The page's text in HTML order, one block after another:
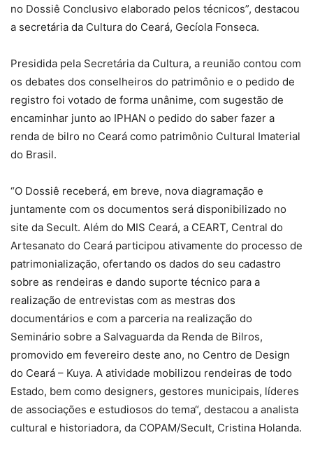
no Dossiê Conclusivo elaborado pelos técnicos”, destacou
a secretária da Cultura do Ceará, Gecíola Fonseca.
Presidida pela Secretária da Cultura, a reunião contou com
os debates dos conselheiros do patrimônio e o pedido de
registro foi votado de forma unânime, com sugestão de
encaminhar junto ao IPHAN o pedido do saber fazer a
renda de bilro no Ceará como patrimônio Cultural Imaterial
do Brasil.
“O Dossiê receberá, em breve, nova diagramação e
juntamente com os documentos será disponibilizado no
site da Secult. Além do MIS Ceará, a CEART, Central do
Artesanato do Ceará participou ativamente do processo de
patrimonialização, ofertando os dados do seu cadastro
sobre as rendeiras e dando suporte técnico para a
realização de entrevistas com as mestras dos
documentários e com a parceria na realização do
Seminário sobre a Salvaguarda da Renda de Bilros,
promovido em fevereiro deste ano, no Centro de Design
do Ceará – Kuya. A atividade mobilizou rendeiras de todo
Estado, bem como designers, gestores municipais, líderes
de associações e estudiosos do tema“, destacou a analista
cultural e historiadora, da COPAM/Secult, Cristina Holanda.